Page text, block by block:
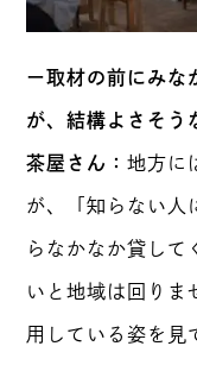
ー取材の前にみな
が、結構よさそう
茶屋さん：地方に
が、「知らない人
らなかなか貸して
いと地域は回りま
用している姿を見